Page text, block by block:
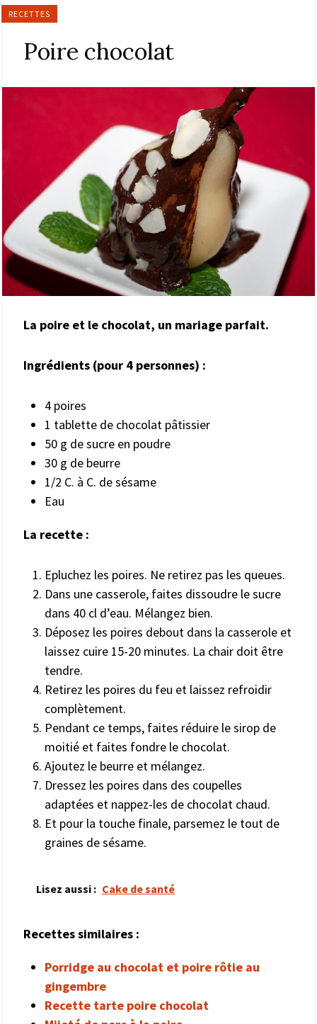
RECETTES
Poire chocolat
La poire et le chocolat, un mariage parfait.
Ingrédients (pour 4 personnes) :
4 poires
1 tablette de chocolat pâtissier
50 g de sucre en poudre
30 g de beurre
1/2 C. à C. de sésame
Eau
La recette :
Epluchez les poires. Ne retirez pas les queues.
Dans une casserole, faites dissoudre le sucre
dans 40 cl d’eau. Mélangez bien.
Déposez les poires debout dans la casserole et
laissez cuire 15-20 minutes. La chair doit être
tendre.
Retirez les poires du feu et laissez refroidir
complètement.
Pendant ce temps, faites réduire le sirop de
moitié et faites fondre le chocolat.
Ajoutez le beurre et mélangez.
Dressez les poires dans des coupelles
adaptées et nappez-les de chocolat chaud.
Et pour la touche finale, parsemez le tout de
graines de sésame.
Lisez aussi : Cake de santé
Recettes similaires :
Porridge au chocolat et poire rôtie au
gingembre
Recette tarte poire chocolat